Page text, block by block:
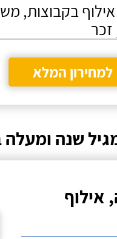
בקבוצות,
למחירון המלא
שנה
אילוף